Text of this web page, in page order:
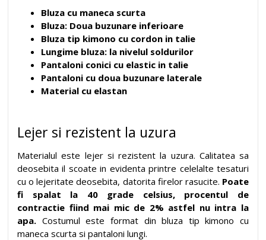
Bluza cu maneca scurta
Bluza: Doua buzunare inferioare
Bluza tip kimono cu cordon in talie
Lungime bluza: la nivelul soldurilor
Pantaloni conici cu elastic in talie
Pantaloni cu doua buzunare laterale
Material cu elastan
Lejer si rezistent la uzura
Materialul este lejer si rezistent la uzura. Calitatea sa
deosebita il scoate in evidenta printre celelalte tesaturi
cu o lejeritate deosebita, datorita firelor rasucite. Poate
fi spalat la 40 grade celsius, procentul de
contractie fiind mai mic de 2% astfel nu intra la
apa. Costumul este format din bluza tip kimono cu
maneca scurta si pantaloni lungi.